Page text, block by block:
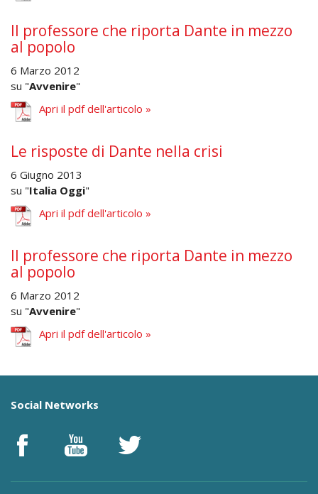
Il professore che riporta Dante in mezzo
al popolo
6 Marzo 2012
su "Avvenire"
Apri il pdf dell'articolo »
Le risposte di Dante nella crisi
6 Giugno 2013
su "Italia Oggi"
Apri il pdf dell'articolo »
Il professore che riporta Dante in mezzo
al popolo
6 Marzo 2012
su "Avvenire"
Apri il pdf dell'articolo »
Social Networks